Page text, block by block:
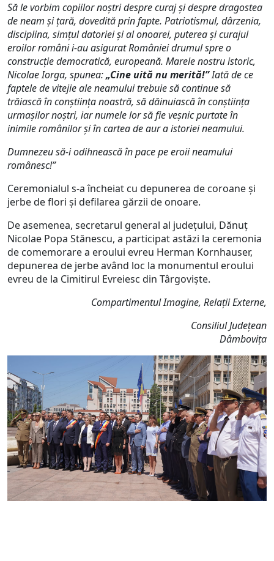
Să le vorbim copiilor noştri despre curaj şi despre dragostea
de neam și țară, dovedită prin fapte. Patriotismul, dârzenia,
disciplina, simțul datoriei și al onoarei, puterea și curajul
eroilor români i-au asigurat României drumul spre o
construcție democratică, europeană. Marele nostru istoric,
Nicolae Iorga, spunea:„Cine uită nu merită!”Iată de ce
faptele de vitejie ale neamului trebuie să continue să
trăiască în conștiința noastră, să dăinuiască în conștiința
urmașilor noștri, iar numele lor să fie veșnic purtate în
inimile românilor și în cartea de aur a istoriei neamului.
Dumnezeu să-i odihnească în pace pe eroii neamului
românesc!”
Ceremonialul s-a încheiat cu depunerea de coroane și
jerbe de flori și defilarea gărzii de onoare.
De asemenea, secretarul general al județului, Dănuț
Nicolae Popa Stănescu, a participat astăzi la ceremonia
de comemorare a eroului evreu Herman Kornhauser,
depunerea de jerbe având loc la monumentul eroului
evreu de la Cimitirul Evreiesc din Târgoviște.
Compartimentul Imagine, Relații Externe,
Consiliul Județean
Dâmbovița